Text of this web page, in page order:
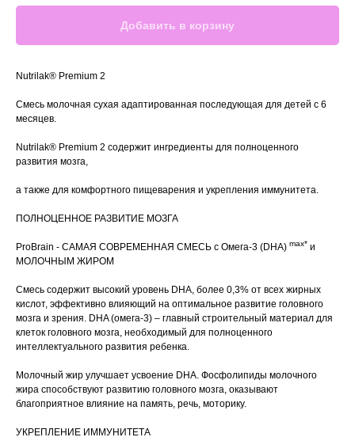
Добавить в корзину
Nutrilak® Premium 2
Смесь молочная сухая адаптированная последующая для детей с 6
месяцев.
Nutrilak® Premium 2 содержит ингредиенты для полноценного
развития мозга,
а также для комфортного пищеварения и укрепления иммунитета.
ПОЛНОЦЕННОЕ РАЗВИТИЕ МОЗГА
ProBrain - САМАЯ СОВРЕМЕННАЯ СМЕСЬ с Омега-3 (DHA) max* и
МОЛОЧНЫМ ЖИРОМ
Смесь содержит высокий уровень DHA, более 0,3% от всех жирных
кислот, эффективно влияющий на оптимальное развитие головного
мозга и зрения. DHA (омега-3) – главный строительный материал для
клеток головного мозга, необходимый для полноценного
интеллектуального развития ребенка.
Молочный жир улучшает усвоение DHA. Фосфолипиды молочного
жира способствуют развитию головного мозга, оказывают
благоприятное влияние на память, речь, моторику.
УКРЕПЛЕНИЕ ИММУНИТЕТА